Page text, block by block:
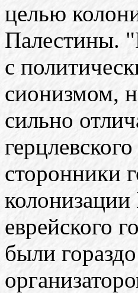
целью
Палестины.
с
сионизмом,
сильно
сторонники
еврейского
были